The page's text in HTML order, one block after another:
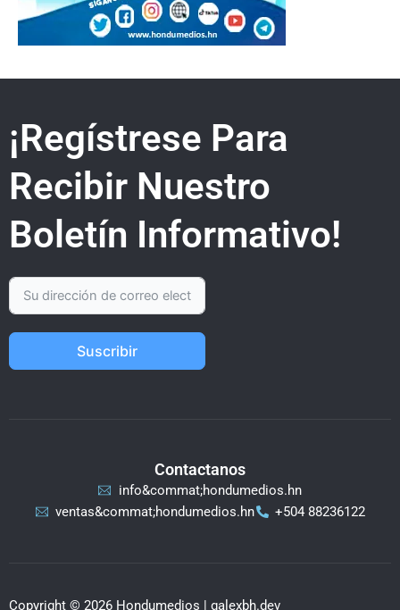
¡Regístrese Para
Recibir Nuestro
Boletín Informativo!
Suscribir
Contactanos
info&commat;hondumedios.hn
ventas&commat;hondumedios.hn
+504 88236122
Copyright © 2026 Hondumedios | galexbh.dev